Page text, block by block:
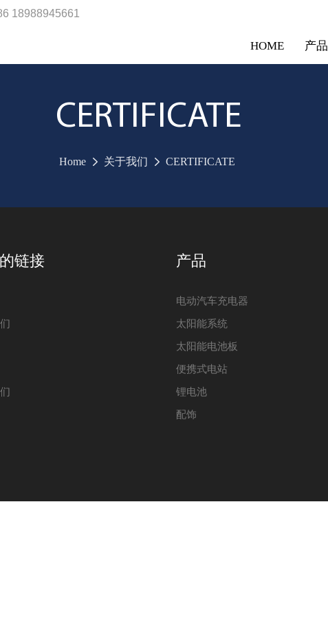
18988945661
HOME 产品
CERTIFICATE
Home 关于我们 CERTIFICATE
链接 产品
电动汽车充电器
太阳能系统
太阳能电池板
便携式电站
锂电池
配饰